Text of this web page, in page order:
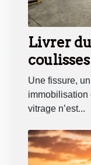
Livrer
sous
Une fissure,
immobilisation
vitrage n’est...